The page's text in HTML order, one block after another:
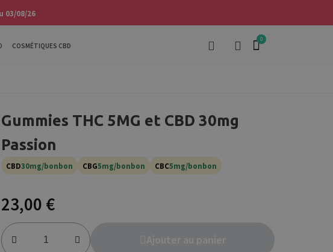
03/08/26
COSMÉTIQUES CBD
Gummies THC 5MG et CBD 30mg
Passion
CBD30mg/bonbon CBG5mg/bonbon CBC5mg/bonbon
23,00 €